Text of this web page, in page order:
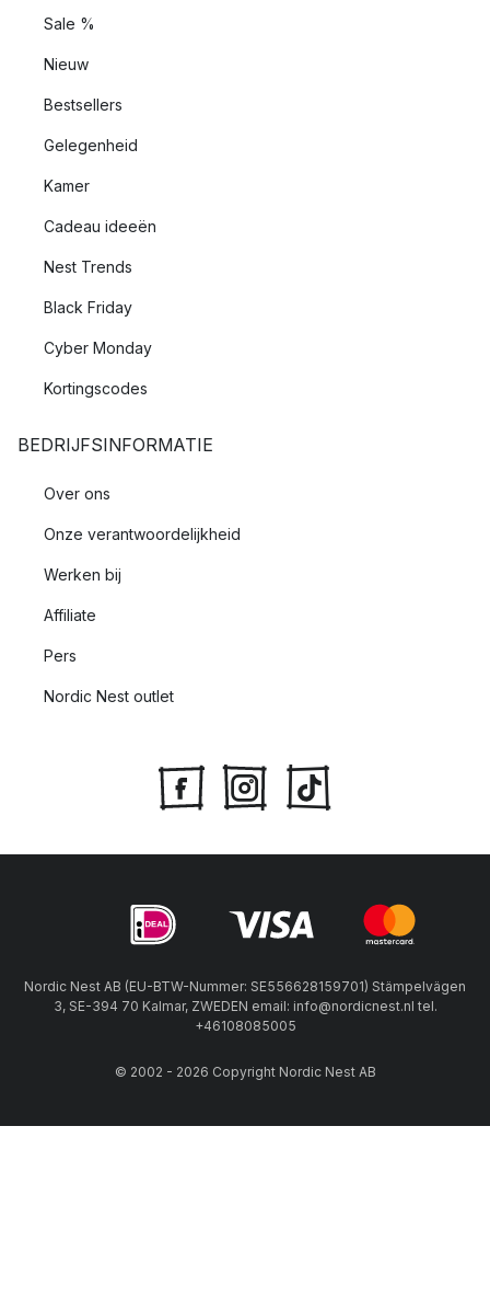
Sale %
Nieuw
Bestsellers
Gelegenheid
Kamer
Cadeau ideeën
Nest Trends
Black Friday
Cyber Monday
Kortingscodes
BEDRIJFSINFORMATIE
Over ons
Onze verantwoordelijkheid
Werken bij
Affiliate
Pers
Nordic Nest outlet
Nordic Nest AB (EU-BTW-Nummer: SE556628159701) Stämpelvägen
3, SE-394 70 Kalmar, ZWEDEN email: info@nordicnest.nl tel.
+46108085005
© 2002 - 2026 Copyright Nordic Nest AB